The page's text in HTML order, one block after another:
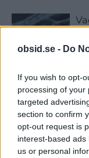
obsid.se - Do
If you wish to opt-
processing of your
targeted
section to confirm
opt-out request is
interest-based
us or personal
6